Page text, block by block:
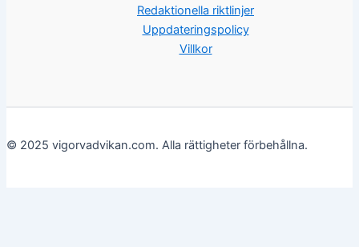
Redaktionella riktlinjer
Uppdateringspolicy
Villkor
© 2025 vigorvadvikan.com. Alla rättigheter förbehållna.